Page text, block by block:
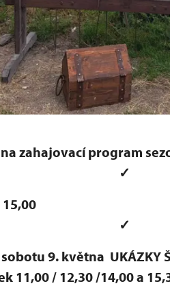
zahajovací program
✓
✓
9. května UKÁZKY
11,00 / 12,30 /14,00 a